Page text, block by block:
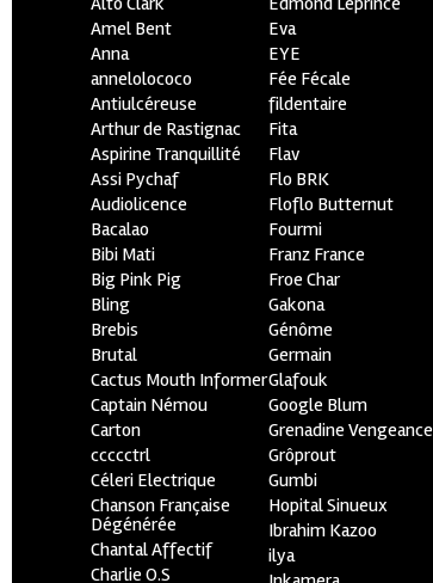
Amel Bent
Anna
annelolococo
Antiulcéreuse
Arthur de Rastignac
Aspirine Tranquillité
Assi Pychaf
Audiolicence
Bacalao
Bibi Mati
Big Pink Pig
Bling
Brebis
Brutal
Cactus Mouth Informer
Captain Némou
Carton
ccccctrl
Céleri Electrique
Chanson Française
Dégénérée
Chantal Affectif
Charlie O.S
Eva
EYE
Fée Fécale
fildentaire
Fita
Flav
Flo BRK
Floflo Butternut
Fourmi
Franz France
Froe Char
Gakona
Génôme
Germain
Glafouk
Google Blum
Grenadine Vengeance
Grôprout
Gumbi
Hopital Sinueux
Ibrahim Kazoo
ilya